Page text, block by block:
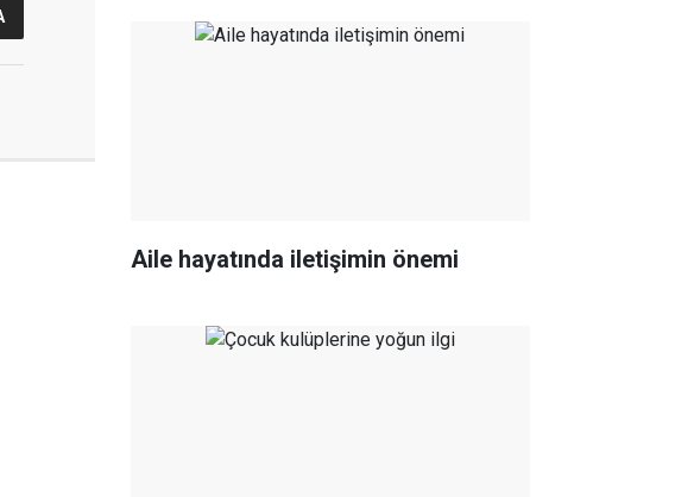
Aile hayatında iletişimin önemi